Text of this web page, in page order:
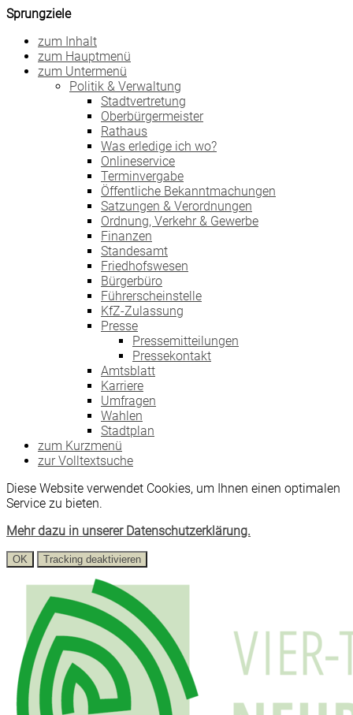
Sprungziele
zum Inhalt
zum Hauptmenü
zum Untermenü
Politik & Verwaltung
Stadtvertretung
Oberbürgermeister
Rathaus
Was erledige ich wo?
Onlineservice
Terminvergabe
Öffentliche Bekanntmachungen
Satzungen & Verordnungen
Ordnung, Verkehr & Gewerbe
Finanzen
Standesamt
Friedhofswesen
Bürgerbüro
Führerscheinstelle
KfZ-Zulassung
Presse
Pressemitteilungen
Pressekontakt
Amtsblatt
Karriere
Umfragen
Wahlen
Stadtplan
zum Kurzmenü
zur Volltextsuche
Diese Website verwendet Cookies, um Ihnen einen optimalen
Service zu bieten.
Mehr dazu in unserer Datenschutzerklärung.
OK Tracking deaktivieren